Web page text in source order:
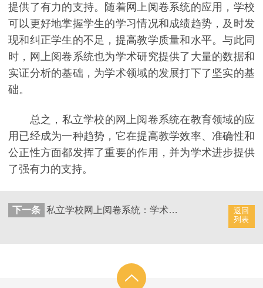
提供了有力的支持。随着网上阅卷系统的应用，学校
可以更好地掌握学生的学习情况和成绩趋势，及时发
现和纠正学生的不足，提高教学质量和水平。与此同
时，网上阅卷系统也为学术研究提供了大量的数据和
实证分析的基础，为学术领域的发展打下了坚实的基
础。
总之，私立学校的网上阅卷系统在教育领域的应
用已经成为一种趋势，它在提高教学效率、准确性和
公正性方面都发挥了重要的作用，并为学术进步提供
了强有力的支持。
返回
列表
下一条 私立学校网上阅卷系统：学术领域的未来趋势